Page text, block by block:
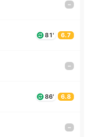
–
81' 6.7
–
86' 6.8
–